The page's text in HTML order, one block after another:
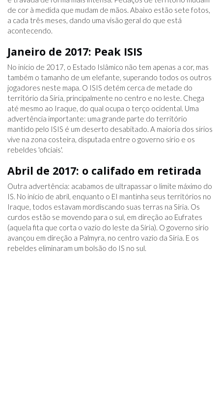
de cor à medida que mudam de mãos. Abaixo estão sete fotos,
a cada três meses, dando uma visão geral do que está
acontecendo.
Janeiro de 2017: Peak ISIS
No início de 2017, o Estado Islâmico não tem apenas a cor, mas
também o tamanho de um elefante, superando todos os outros
jogadores neste mapa. O ISIS detém cerca de metade do
território da Síria, principalmente no centro e no leste. Chega
até mesmo ao Iraque, do qual ocupa o terço ocidental. Uma
advertência importante: uma grande parte do território
mantido pelo ISIS é um deserto desabitado. A maioria dos sírios
vive na zona costeira, disputada entre o governo sírio e os
rebeldes 'oficiais'.
Abril de 2017: o califado em retirada
Outra advertência: acabamos de ultrapassar o limite máximo do
IS. No início de abril, enquanto o EI mantinha seus territórios no
Iraque, todos estavam mordiscando suas terras na Síria. Os
curdos estão se movendo para o sul, em direção ao Eufrates
(aquela fita que corta o vazio do leste da Síria). O governo sírio
avançou em direção a Palmyra, no centro vazio da Síria. E os
rebeldes eliminaram um bolsão do IS no sul.